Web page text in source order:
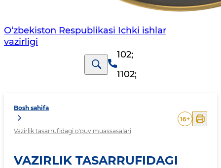
O‘zbеkiston Rеspublikаsi Ichki ishlаr
vаzirligi
102;
1102;
Bosh sahifa
Vazirlik tasarrufidagi o'quv muassasalari
16+
VAZIRLIK TASARRUFIDAGI